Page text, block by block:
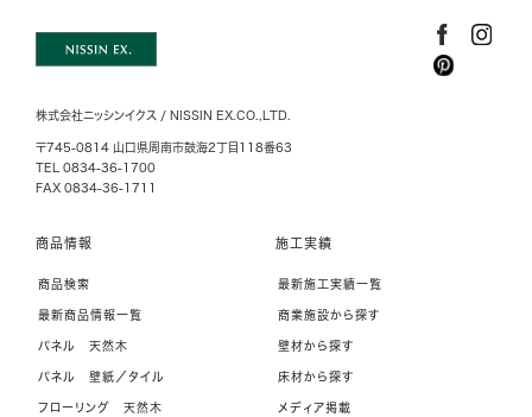
株式会社ニッシンイクス / NISSIN EX.CO.,LTD.
〒745-0814 山口県周南市鼓海2丁目118番63
TEL 0834-36-1700
FAX 0834-36-1711
商品情報
商品検索
最新商品情報一覧
パネル 天然木
パネル 壁紙／タイル
フローリング 天然木
施工実績
最新施工実績一覧
商業施設から探す
壁材から探す
床材から探す
メディア掲載